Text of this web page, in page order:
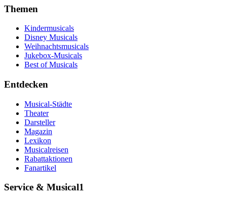
Themen
Kindermusicals
Disney Musicals
Weihnachtsmusicals
Jukebox-Musicals
Best of Musicals
Entdecken
Musical-Städte
Theater
Darsteller
Magazin
Lexikon
Musicalreisen
Rabattaktionen
Fanartikel
Service & Musical1